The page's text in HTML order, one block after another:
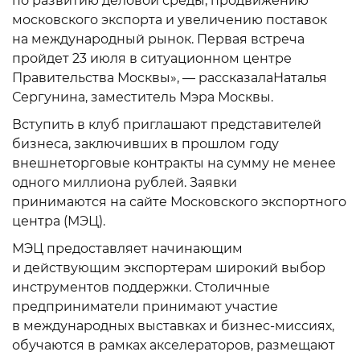
московского экспорта и увеличению поставок
на международный рынок. Первая встреча
пройдет 23 июля в ситуационном центре
Правительства Москвы», — рассказалаНаталья
Сергунина, заместитель Мэра Москвы.
Вступить в клуб приглашают представителей
бизнеса, заключивших в прошлом году
внешнеторговые контракты на сумму не менее
одного миллиона рублей. Заявки
принимаются на сайте Московского экспортного
центра (МЭЦ).
МЭЦ предоставляет начинающим
и действующим экспортерам широкий выбор
инструментов поддержки. Столичные
предприниматели принимают участие
в международных выставках и бизнес-миссиях,
обучаются в рамках акселераторов, размещают